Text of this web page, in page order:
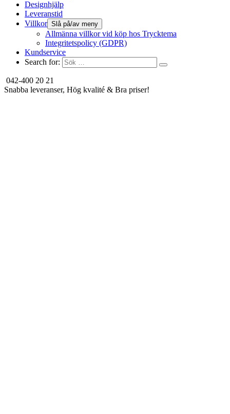
Designhjälp
Leveranstid
Villkor Slå på/av meny
Allmänna villkor vid köp hos Trycktema
Integritetspolicy (GDPR)
Kundservice
Search for:
042-400 20 21
Snabba leveranser, Hög kvalité & Bra priser!